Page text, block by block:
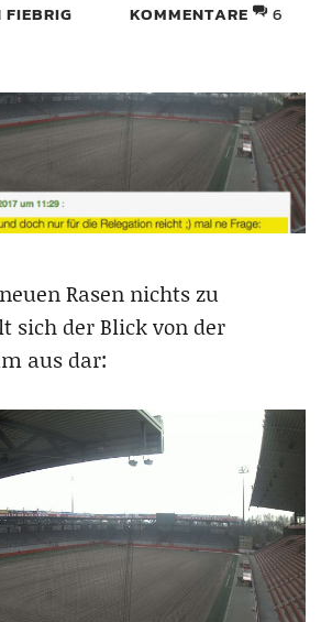
KOMMENTARE 6
Rasen nichts zu
sich der Blick von der
aus dar: